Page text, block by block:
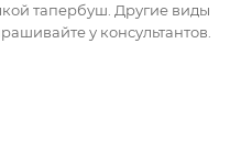
тапербуш. Другие виды
у консультантов.